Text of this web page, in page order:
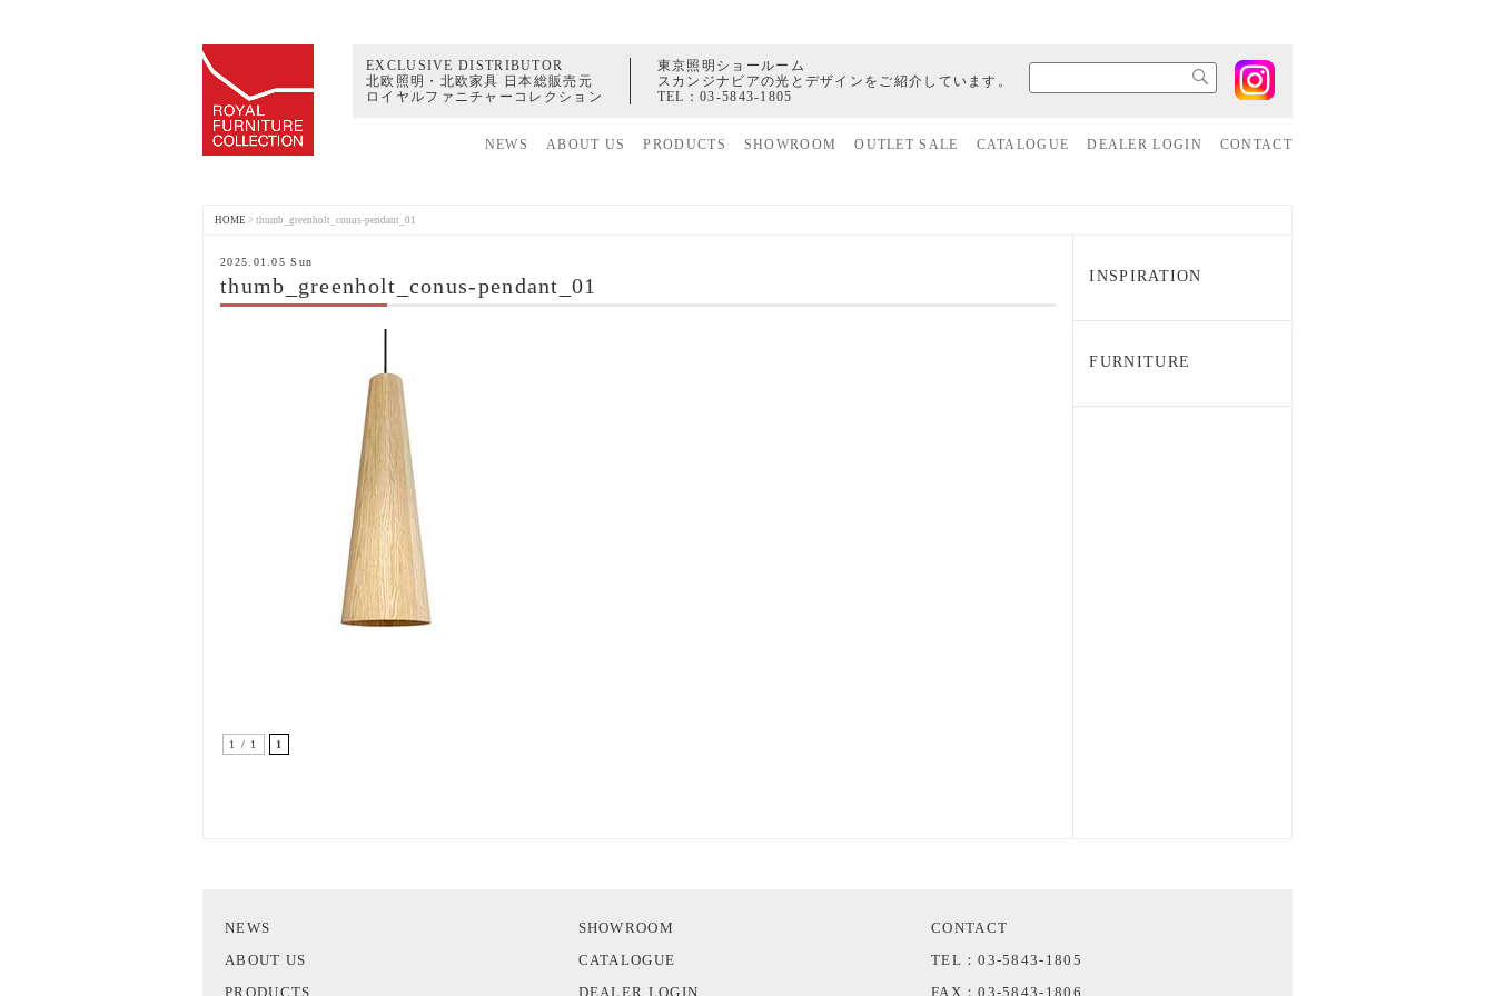
EXCLUSIVE DISTRIBUTOR
北欧照明・北欧家具 日本総販売元
ロイヤルファニチャーコレクション
東京照明ショールーム
スカンジナビアの光とデザインをご紹介しています。
TEL：03-5843-1805
NEWS ABOUT US PRODUCTS SHOWROOM OUTLET SALE CATALOGUE DEALER LOGIN CONTACT
HOME > thumb_greenholt_conus-pendant_01
2025.01.05 Sun
thumb_greenholt_conus-pendant_01
1 / 1 1
INSPIRATION
FURNITURE
NEWS
ABOUT US
PRODUCTS
SHOWROOM
CATALOGUE
DEALER LOGIN
CONTACT
TEL：03-5843-1805
FAX：03-5843-1806